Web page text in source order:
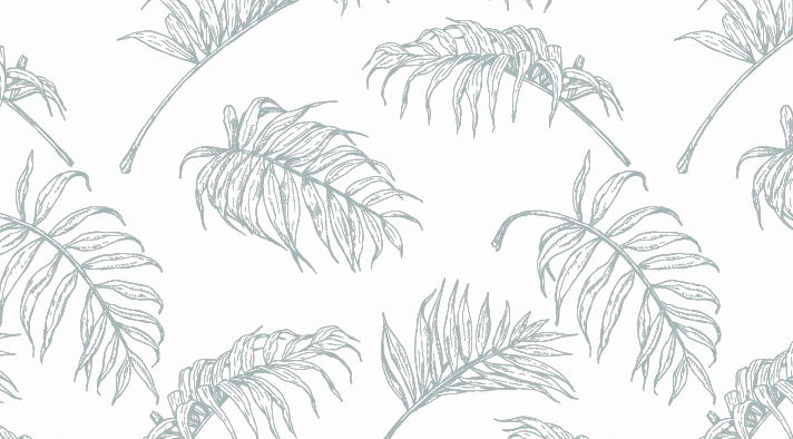
Voici nos derniers arrivages !
Produits phares